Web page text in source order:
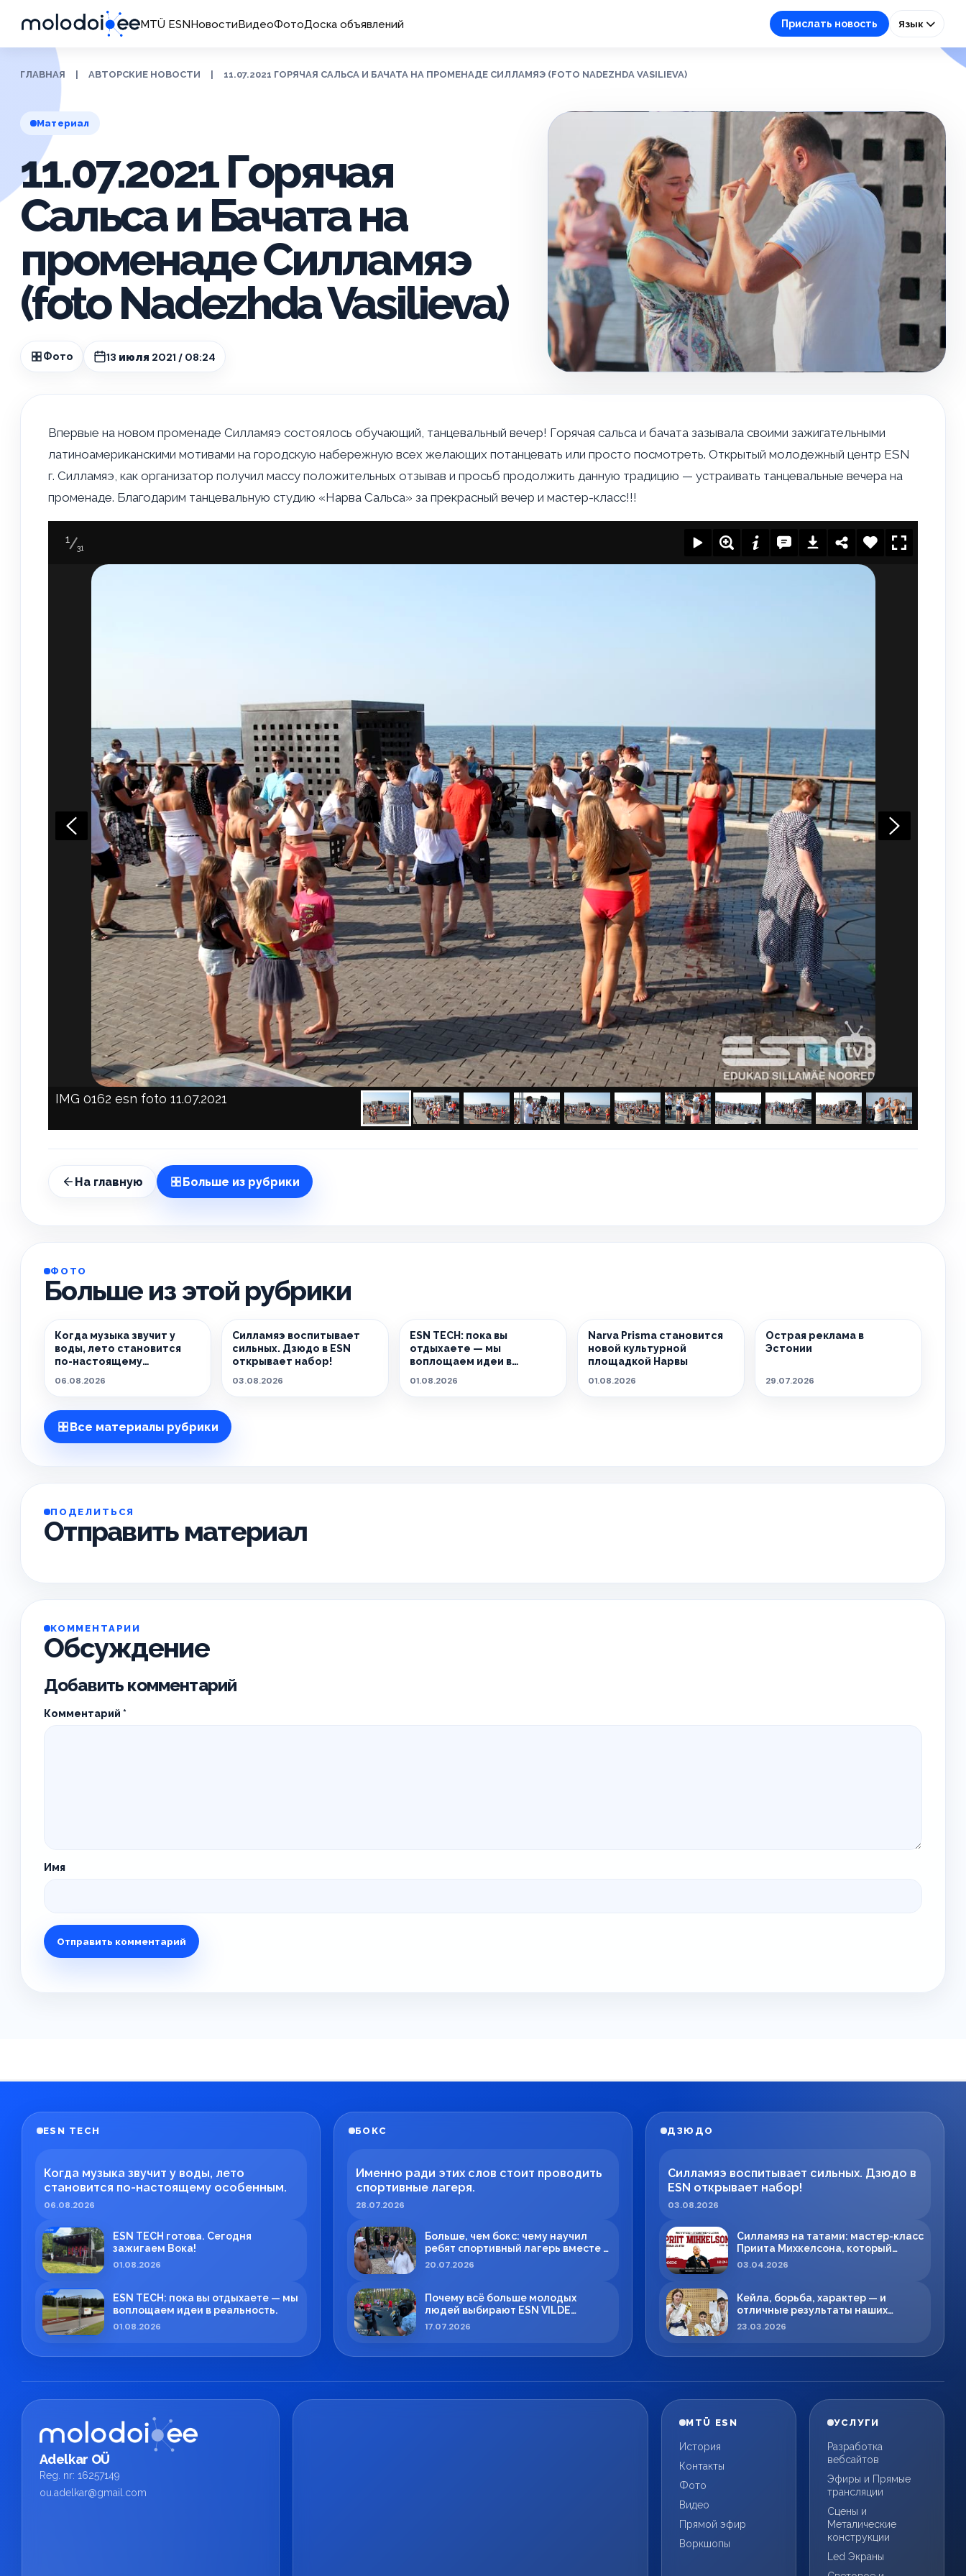
MTÜ ESNНовостиВидеоФотоДоска объявлений Прислать новость Язык
ГЛАВНАЯ АВТОРСКИЕ НОВОСТИ 11.07.2021 ГОРЯЧАЯ САЛЬСА И БАЧАТА НА ПРОМЕНАДЕ СИЛЛАМЯЭ (FOTO NADEZHDA VASILIEVA)
Материал
11.07.2021 Горячая
Сальса и Бачата на
променаде Силламяэ
(foto Nadezhda Vasilieva)
Фото 13 июля 2021 / 08:24
Впервые на новом променаде Силламяэ состоялось обучающий, танцевальный вечер! Горячая сальса и бачата зазывала своими зажигательными
латиноамериканскими мотивами на городскую набережную всех желающих потанцевать или просто посмотреть. Открытый молодежный центр ESN
г. Силламяэ, как организатор получил массу положительных отзывав и просьб продолжить данную традицию — устраивать танцевальные вечера на
променаде. Благодарим танцевальную студию «Нарва Сальса» за прекрасный вечер и мастер-класс!!!
1
31
IMG 0162 esn foto 11.07.2021
На главную Больше из рубрики
ФОТО
Больше из этой рубрики
Когда музыка звучит у
воды, лето становится
по-настоящему
06.08.2026
Силламяэ воспитывает
сильных. Дзюдо в ESN
открывает набор!
03.08.2026
ESN TECH: пока вы
отдыхаете — мы
воплощаем идеи в
01.08.2026
Narva Prisma становится
новой культурной
площадкой Нарвы
01.08.2026
Острая реклама в
Эстонии
29.07.2026
Все материалы рубрики
ПОДЕЛИТЬСЯ
Отправить материал
КОММЕНТАРИИ
Обсуждение
Добавить комментарий
Комментарий *
Имя
ESN TECH
Когда музыка звучит у воды, лето
становится по-настоящему особенным.
06.08.2026
ESN TECH готова. Сегодня
зажигаем Вока!
01.08.2026
ESN TECH: пока вы отдыхаете — мы
воплощаем идеи в реальность.
01.08.2026
БОКС
Именно ради этих слов стоит проводить
спортивные лагеря.
28.07.2026
Больше, чем бокс: чему научил
ребят спортивный лагерь вместе с
Максимом Вильде
20.07.2026
Почему всё больше молодых
людей выбирают ESN VILDE
BOXING в Силламяэ?
17.07.2026
ДЗЮДО
Силламяэ воспитывает сильных. Дзюдо в
ESN открывает набор!
03.08.2026
Силламяэ на татами: мастер-класс
Приита Михкелсона, который
меняет правила игры в регионе
03.04.2026
Кейла, борьба, характер — и
отличные результаты наших
спортсменов!
23.03.2026
Adelkar OÜ
Reg. nr: 16257149
ou.adelkar@gmail.com
MTÜ ESN
История
Контакты
Фото
Видео
Прямой эфир
Воркшопы
УСЛУГИ
Разработка
вебсайтов
Эфиры и Прямые
трансляции
Сцены и
Металические
конструкции
Led Экраны